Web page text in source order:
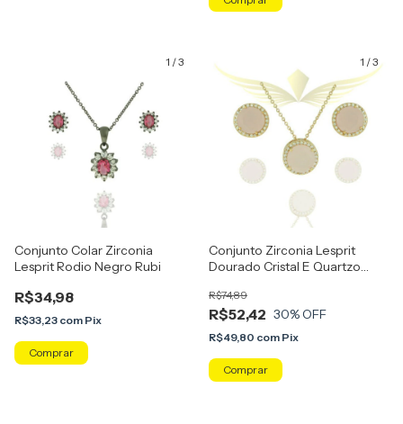
1 /3
Conjunto Colar Zirconia
Lesprit Rodio Negro Rubi
R$34,98
R$33,23 com Pix
1 /3
Conjunto Zirconia Lesprit
Dourado Cristal E Quartzo
R$52,42
R$74,89
30% OFF
R$49,80 com Pix